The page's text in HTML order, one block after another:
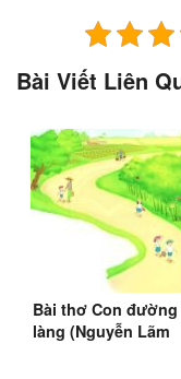
Bài Viết Liên
Bài thơ Con đường
làng (Nguyễn Lãm